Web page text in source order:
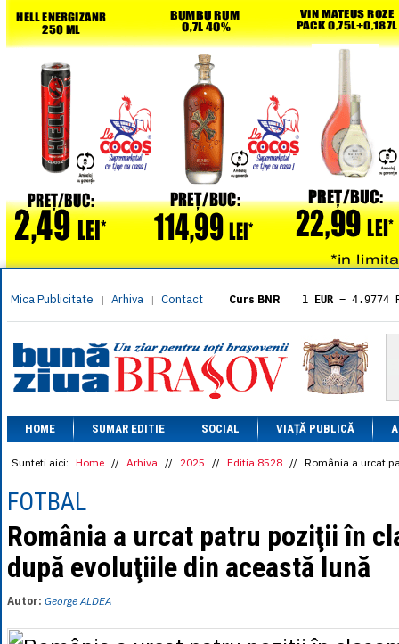
Mica Publicitate | Arhiva | Contact Curs BNR 1 EUR = 4.9774
= 5.8304
1 XAU= 464.4611
1 AED= 1.1933
1 AUD= 2.7957
1 BGN= 2.5449
1 CAD= 3.1559
1 CHF= 5.2813
1 CNY= 0.6015
1 HUF = 1.2223
1 INR
= 0.0513
1 JPY
= 3.0556
1 KRW= 0.3047
1 NZD
= 2.6097
HOME SUMAR EDITIE SOCIAL VIAȚĂ PUBLICĂ
Sunteti aici: Home // Arhiva // 2025 // Editia 8528 // România a urcat
FOTBAL
România a urcat patru poziţii în
după evoluţiile din această lună
Autor: George ALDEA